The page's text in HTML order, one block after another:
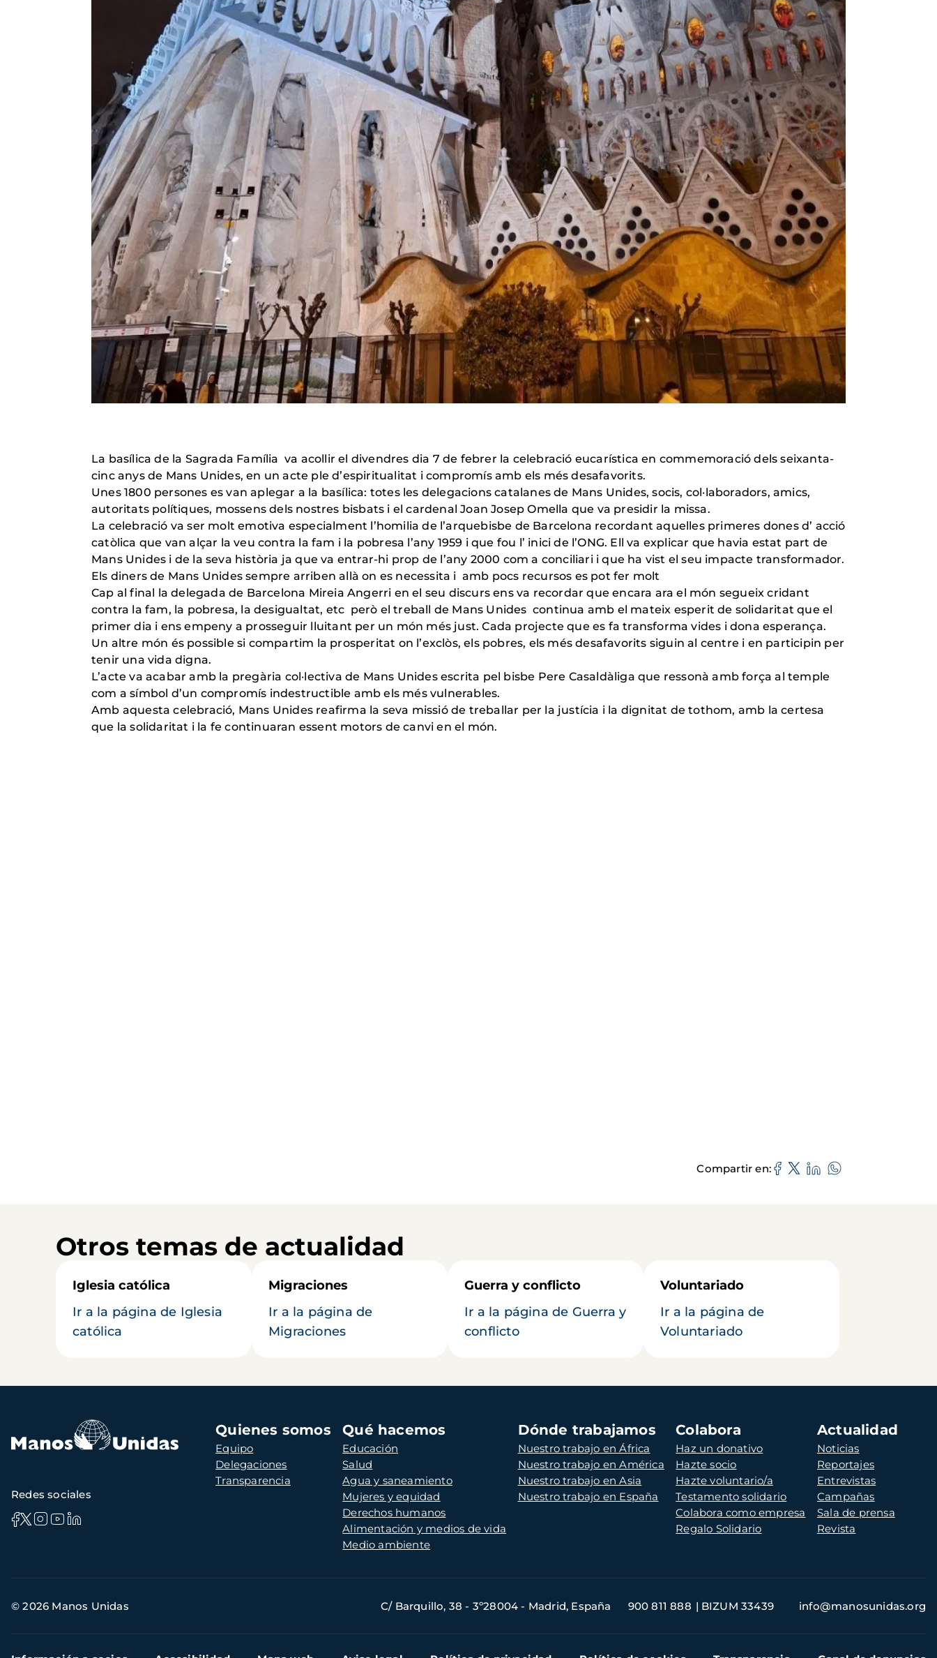
La basílica de la Sagrada Família va acollir el divendres dia 7 de febrer la celebració eucarística en commemoració dels seixanta-
cinc anys de Mans Unides, en un acte ple d’espiritualitat i compromís amb els més desafavorits.
Unes 1800 persones es van aplegar a la basílica: totes les delegacions catalanes de Mans Unides, socis, col·laboradors, amics,
autoritats polítiques, mossens dels nostres bisbats i el cardenal Joan Josep Omella que va presidir la missa.
La celebració va ser molt emotiva especialment l’homilia de l’arquebisbe de Barcelona recordant aquelles primeres dones d’ acció
catòlica que van alçar la veu contra la fam i la pobresa l’any 1959 i que fou l’ inici de l’ONG. Ell va explicar que havia estat part de
Mans Unides i de la seva història ja que va entrar-hi prop de l’any 2000 com a conciliari i que ha vist el seu impacte transformador.
Els diners de Mans Unides sempre arriben allà on es necessita i amb pocs recursos es pot fer molt
Cap al final la delegada de Barcelona Mireia Angerri en el seu discurs ens va recordar que encara ara el món segueix cridant
contra la fam, la pobresa, la desigualtat, etc però el treball de Mans Unides continua amb el mateix esperit de solidaritat que el
primer dia i ens empeny a prosseguir lluitant per un món més just. Cada projecte que es fa transforma vides i dona esperança.
Un altre món és possible si compartim la prosperitat on l’exclòs, els pobres, els més desafavorits siguin al centre i en participin per
tenir una vida digna.
L’acte va acabar amb la pregària col·lectiva de Mans Unides escrita pel bisbe Pere Casaldàliga que ressonà amb força al temple
com a símbol d’un compromís indestructible amb els més vulnerables.
Amb aquesta celebració, Mans Unides reafirma la seva missió de treballar per la justícia i la dignitat de tothom, amb la certesa
que la solidaritat i la fe continuaran essent motors de canvi en el món.
Compartir en
Otros temas de actualidad
Iglesia católica
Ir a la página de Iglesia
católica
Migraciones
Ir a la página de
Migraciones
Guerra y conflicto
Ir a la página de Guerra y
conflicto
Voluntariado
Ir a la página de
Voluntariado
Navegación
principal
Quienes somos
Equipo
Delegaciones
Transparencia
Qué hacemos
Educación
Salud
Agua y saneamiento
Mujeres y equidad
Derechos humanos
Alimentación y medios de vida
Medio ambiente
Dónde trabajamos
Nuestro trabajo en África
Nuestro trabajo en América
Nuestro trabajo en Asia
Nuestro trabajo en España
Colabora
Haz un donativo
Hazte socio
Hazte voluntario/a
Testamento solidario
Colabora como empresa
Regalo Solidario
Actualidad
Noticias
Reportajes
Entrevistas
Campañas
Sala de prensa
Revista
Redes sociales
de
© 2026 Manos Unidas C/ Barquillo, 38 - 3º28004 - Madrid, España 900 811 888 BIZUM 33439 info@manosunidas.org